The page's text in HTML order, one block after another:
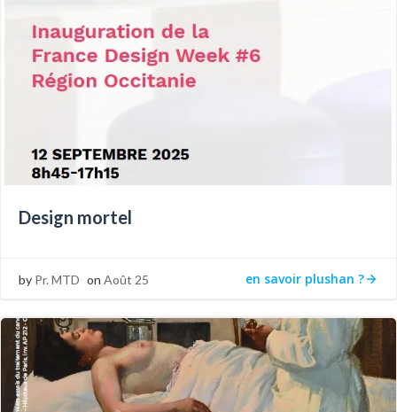
Design mortel
by Pr. MTD on Août 25 en savoir plushan ?